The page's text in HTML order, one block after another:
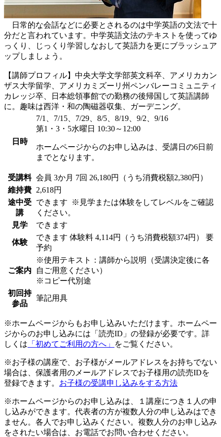
日常的な会話などに必要とされるのは中学英語の文法で十
分だと言われています。中学英語文法のテキストを使ってゆ
っくり、じっくり学習しなおして英語力を更にブラッシュア
ップしましょう。
【講師プロフィル】中央大学文学部英文科卒、アメリカカン
ザス大学留学、アメリカミズーリ州ペンバレーコミュニティ
カレッジ卒、日本総領事館での勤務の後帰国して英語講師
に。趣味は西洋・和の陶磁器収集、ガーデニング。
日時
7/1、7/15、7/29、8/5、8/19、9/2、9/16
第1・3・5水曜日 10:30～12:00
ホームページからのお申し込みは、受講日の6日前
までとなります。
受講料 会員 3か月 7回 26,180円（うち消費税額2,380円）
維持費 2,618円
途中受
講
できます
※見学または体験をしてレベルをご確認
ください。
見学
できます
体験
できます 体験料 4,114円（うち消費税額374円） 要
予約
ご案内
※使用テキスト：講師から説明（受講決定後に各
自ご用意ください）
※コピー代別途
初回持
参品
筆記用具
※ホームページからもお申し込みいただけます。ホームペー
ジからのお申し込みには「読売ID」の登録が必要です。詳
しくは 「初めてご利用の方へ」 をご覧ください。
※お子様の講座で、お子様がメールアドレスをお持ちでない
場合は、保護者用のメールアドレスでお子様用の読売IDを
登録できます。 お子様の受講申し込みをする方法
※ホームページからのお申し込みは、１講座につき１人の申
し込みができます。代表者の方が複数人分の申し込みはでき
ません。各人でお申し込みください。複数人分のお申し込み
をされたい場合は、お電話でお問い合わせください。